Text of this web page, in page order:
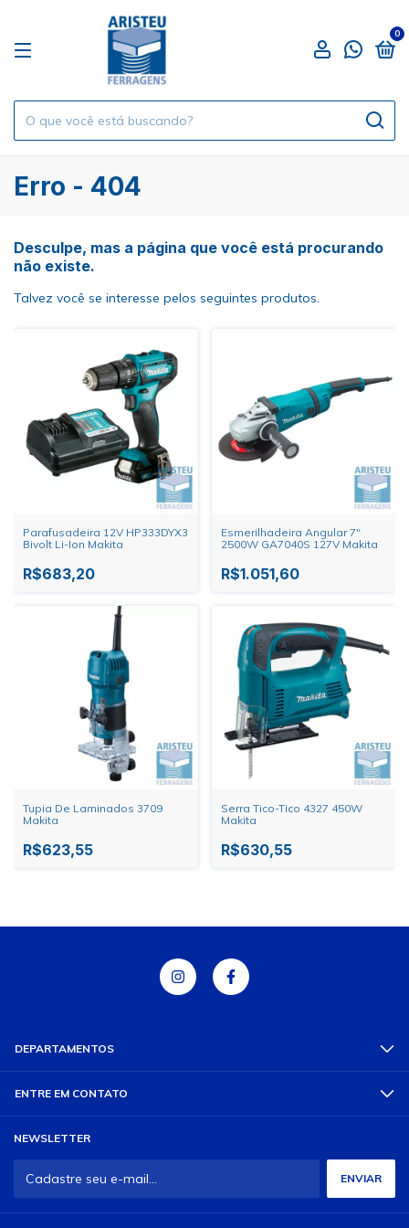
0
Erro - 404
Desculpe, mas a página que você está procurando
não existe.
Talvez você se interesse pelos seguintes produtos.
Parafusadeira 12V HP333DYX3
Bivolt Li-Ion Makita
R$683,20
Esmerilhadeira Angular 7"
2500W GA7040S 127V Makita
R$1.051,60
Tupia De Laminados 3709
Makita
R$623,55
Serra Tico-Tico 4327 450W
Makita
R$630,55
DEPARTAMENTOS
ENTRE EM CONTATO
NEWSLETTER